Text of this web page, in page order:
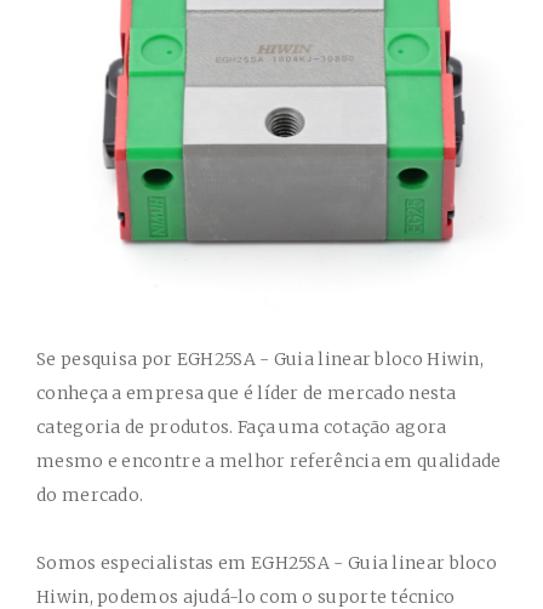
Se pesquisa por EGH25SA - Guia linear bloco Hiwin,
conheça a empresa que é líder de mercado nesta
categoria de produtos. Faça uma cotação agora
mesmo e encontre a melhor referência em qualidade
do mercado.
Somos especialistas em EGH25SA - Guia linear bloco
Hiwin, podemos ajudá-lo com o suporte técnico